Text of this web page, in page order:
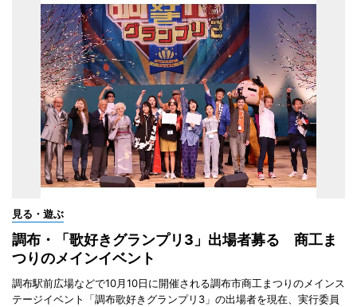
見る・遊ぶ
調布・「歌好きグランプリ3」出場者募る 商工ま
つりのメインイベント
調布駅前広場などで10月10日に開催される調布市商工まつりのメインス
テージイベント「調布歌好きグランプリ3」の出場者を現在、実行委員